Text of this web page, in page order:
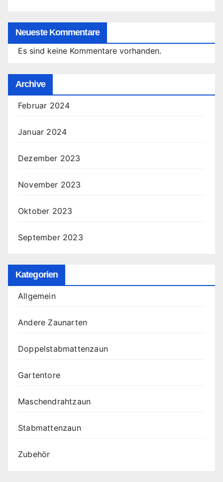
Neueste Kommentare
Es sind keine Kommentare vorhanden.
Archive
Februar 2024
Januar 2024
Dezember 2023
November 2023
Oktober 2023
September 2023
Kategorien
Allgemein
Andere Zaunarten
Doppelstabmattenzaun
Gartentore
Maschendrahtzaun
Stabmattenzaun
Zubehör